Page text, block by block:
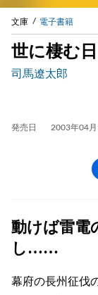
文庫 電子書籍
世に棲む
司馬遼太郎
発売日 2003年04月
動けば雷電
し……
幕府の長州征伐